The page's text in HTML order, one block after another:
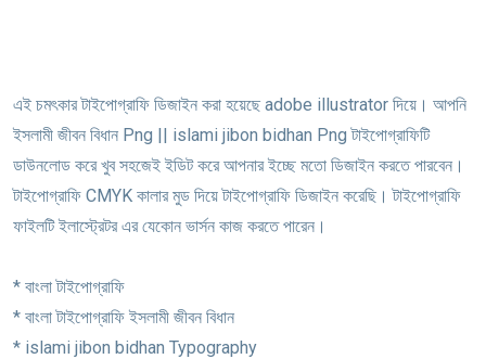
এই চমৎকার টাইপোগ্রাফি ডিজাইন করা হয়েছে adobe illustrator দিয়ে। আপনি
ইসলামী জীবন বিধান Png || islami jibon bidhan Png টাইপোগ্রাফিটি
ডাউনলোড করে খুব সহজেই ইডিট করে আপনার ইচ্ছে মতো ডিজাইন করতে পারবেন।
টাইপোগ্রাফি CMYK কালার মুড দিয়ে টাইপোগ্রাফি ডিজাইন করেছি। টাইপোগ্রাফি
ফাইলটি ইলাস্ট্রেটর এর যেকোন ভার্সন কাজ করতে পারেন।
* বাংলা টাইপোগ্রাফি
* বাংলা টাইপোগ্রাফি ইসলামী জীবন বিধান
* islami jibon bidhan Typography